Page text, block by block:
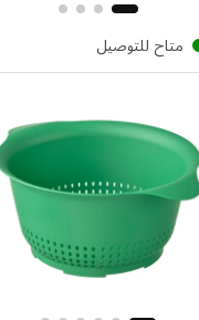
للتوصيل